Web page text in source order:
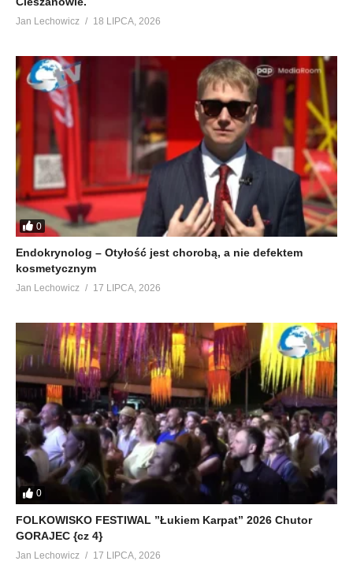
Jan Lechowicz 18 LIPCA, 2026
0
Endokrynolog – Otyłość jest chorobą, a nie defektem
kosmetycznym
Jan Lechowicz 17 LIPCA, 2026
0
FOLKOWISKO FESTIWAL ”Łukiem Karpat” 2026 Chutor
GORAJEC {cz 4}
Jan Lechowicz 17 LIPCA, 2026